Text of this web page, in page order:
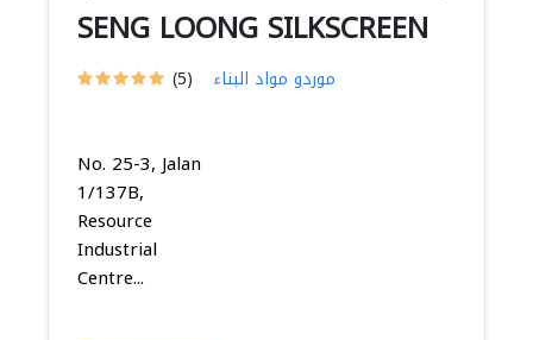
SENG LOONG SILKSCREEN
(5) موردو مواد البناء
No. 25-3, Jalan
1/137B,
Resource
Industrial
Centre...